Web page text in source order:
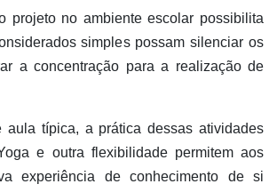
projeto no ambiente escolar possibilita
simples possam silenciar os
a concentração para a realização de
aula típica, a prática dessas atividades
e outra flexibilidade permitem aos
experiência de conhecimento de si